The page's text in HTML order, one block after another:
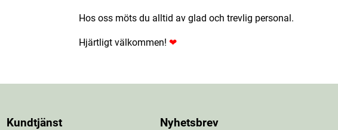
Hos oss möts du alltid av glad och trevlig personal.
Hjärtligt välkommen! ❤
Kundtjänst Nyhetsbrev